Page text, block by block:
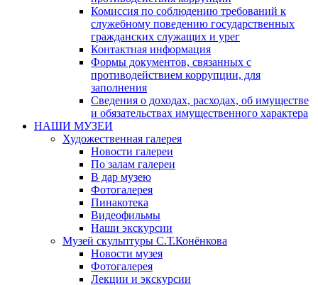
Комиссия по соблюдению требований к
служебному поведению государственных
гражданских служащих и урег
Контактная информация
Формы документов, связанных с
противодействием коррупции, для
заполнения
Сведения о доходах, расходах, об имуществе
и обязательствах имущественного характера
НАШИ МУЗЕИ
Художественная галерея
Новости галереи
По залам галереи
В дар музею
Фотогалерея
Пинакотека
Видеофильмы
Наши экскурсии
Музей скульптуры С.Т.Конёнкова
Новости музея
Фотогалерея
Лекции и экскурсии